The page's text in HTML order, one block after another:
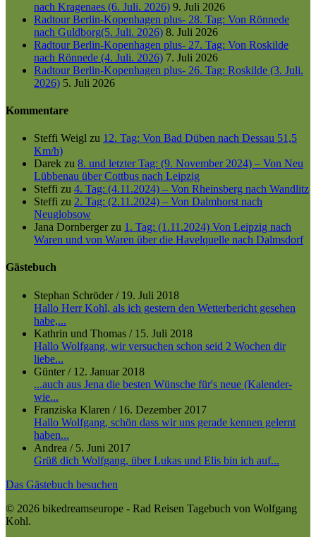
nach Kragenaes (6. Juli. 2026) 9. Juli 2026
Radtour Berlin-Kopenhagen plus- 28. Tag: Von Rönnede
nach Guldborg(5. Juli. 2026) 8. Juli 2026
Radtour Berlin-Kopenhagen plus- 27. Tag: Von Roskilde
nach Rönnede (4. Juli. 2026) 7. Juli 2026
Radtour Berlin-Kopenhagen plus- 26. Tag: Roskilde (3. Juli.
2026) 5. Juli 2026
Kommentare
Steffi Weigl zu 12. Tag: Von Bad Düben nach Dessau 51,5
Km/h)
Darek zu 8. und letzter Tag: (9. November 2024) – Von Neu
Lübbenau über Cottbus nach Leipzig
Steffi zu 4. Tag: (4.11.2024) – Von Rheinsberg nach Wandlitz
Steffi zu 2. Tag: (2.11.2024) – Von Dalmhorst nach
Neuglobsow
Jana Dornbergerzu 1. Tag: (1.11.2024) Von Leipzig nach
Waren und von Waren über die Havelquelle nach Dalmsdorf
Gästebuch
Stephan Schröder/ 19. Juli 2018
Hallo Herr Kohl, als ich gestern den Wetterbericht gesehen
habe,...
Kathrin und Thomas / 15. Juli 2018
Hallo Wolfgang, wir versuchen schon seid 2 Wochen dir
liebe...
Günter/ 12. Januar 2018
...auch aus Jena die besten Wünsche für's neue (Kalender-
wie...
Franziska Klaren / 16. Dezember 2017
Hallo Wolfgang, schön dass wir uns gerade kennen gelernt
haben...
Andrea / 5. Juni 2017
Grüß dich Wolfgang, über Lukas und Elis bin ich auf...
Das Gästebuch besuchen
© 2026 bikedreamseurope - Rad Reisen Tagebuch von Wolfgang
Kohl.